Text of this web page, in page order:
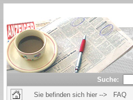
Suche:
Sie befinden sich hier --> FAQ